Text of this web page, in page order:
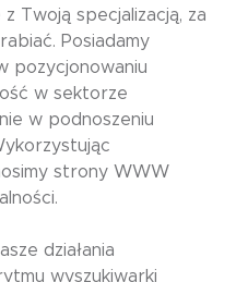
Twoją specjalizacją, za
Posiadamy
pozycjonowaniu
w sektorze
w podnoszeniu
strony WWW
działania
wyszukiwarki